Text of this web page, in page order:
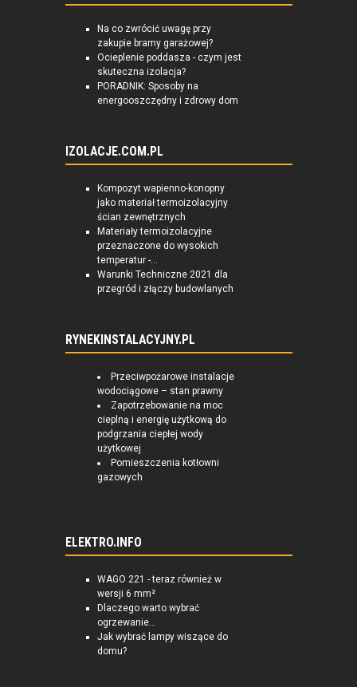
Na co zwrócić uwagę przy
zakupie bramy garażowej?
Ocieplenie poddasza - czym jest
skuteczna izolacja?
PORADNIK: Sposoby na
energooszczędny i zdrowy dom
IZOLACJE.COM.PL
Kompozyt wapienno-konopny
jako materiał termoizolacyjny
ścian zewnętrznych
Materiały termoizolacyjne
przeznaczone do wysokich
temperatur -...
Warunki Techniczne 2021 dla
przegród i złączy budowlanych
RYNEKINSTALACYJNY.PL
Przeciwpożarowe instalacje
wodociągowe – stan prawny
Zapotrzebowanie na moc
cieplną i energię użytkową do
podgrzania ciepłej wody
użytkowej
Pomieszczenia kotłowni
gazowych
ELEKTRO.INFO
WAGO 221 - teraz również w
wersji 6 mm²
Dlaczego warto wybrać
ogrzewanie...
Jak wybrać lampy wiszące do
domu?